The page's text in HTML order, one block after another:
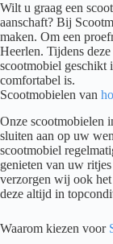
Wilt u graag een
aanschaft? Bij
maken. Om een
Heerlen. Tijdens
scootmobiel geschikt
comfortabel is.
Scootmobielen van
Onze scootmobielen
sluiten aan op uw
scootmobiel
genieten van uw
verzorgen wij ook
deze altijd in
Waarom kiezen voor